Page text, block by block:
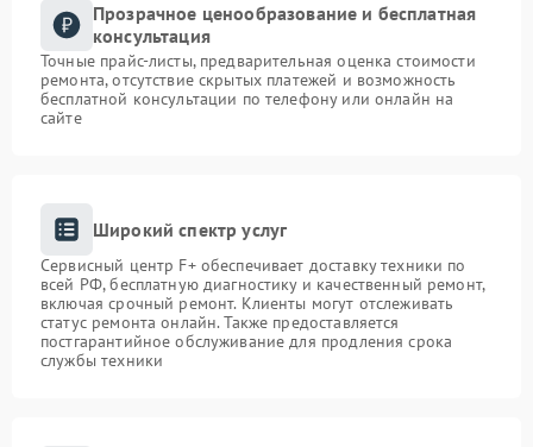
Прозрачное ценообразование и бесплатная
консультация
Точные прайс-листы, предварительная оценка стоимости
ремонта, отсутствие скрытых платежей и возможность
бесплатной консультации по телефону или онлайн на
сайте
Широкий спектр услуг
Сервисный центр F+ обеспечивает доставку техники по
всей РФ, бесплатную диагностику и качественный ремонт,
включая срочный ремонт. Клиенты могут отслеживать
статус ремонта онлайн. Также предоставляется
постгарантийное обслуживание для продления срока
службы техники